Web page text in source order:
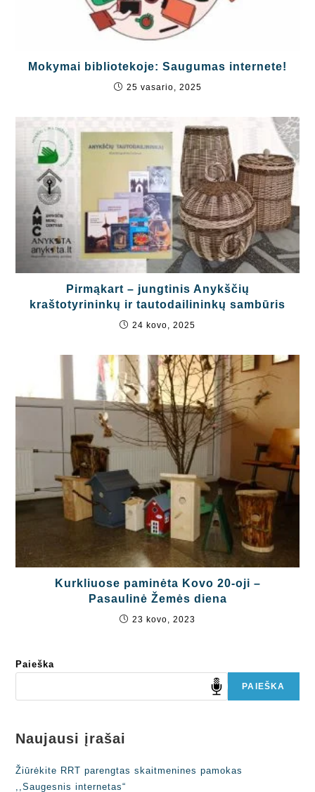
Mokymai bibliotekoje: Saugumas internete!
25 vasario, 2025
Pirmąkart – jungtinis Anykščių
kraštotyrininkų ir tautodailininkų sambūris
24 kovo, 2025
Kurkliuose paminėta Kovo 20-oji –
Pasaulinė Žemės diena
23 kovo, 2023
Paieška
PAIEŠKA
Naujausi įrašai
Žiūrėkite RRT parengtas skaitmenines pamokas
,,Saugesnis internetas“